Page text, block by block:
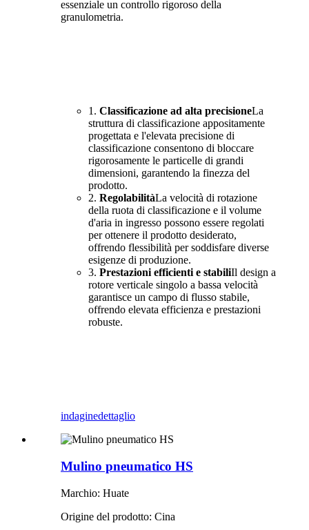
essenziale un controllo rigoroso della
granulometria.
1. Classificazione ad alta precisioneLa
struttura di classificazione appositamente
progettata e l'elevata precisione di
classificazione consentono di bloccare
rigorosamente le particelle di grandi
dimensioni, garantendo la finezza del
prodotto.
2. RegolabilitàLa velocità di rotazione
della ruota di classificazione e il volume
d'aria in ingresso possono essere regolati
per ottenere il prodotto desiderato,
offrendo flessibilità per soddisfare diverse
esigenze di produzione.
3. Prestazioni efficienti e stabiliIl design a
rotore verticale singolo a bassa velocità
garantisce un campo di flusso stabile,
offrendo elevata efficienza e prestazioni
robuste.
indaginedettaglio
Mulino pneumatico HS
Marchio: Huate
Origine del prodotto: Cina